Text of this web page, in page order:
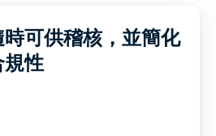
可供稽核，並簡化
性